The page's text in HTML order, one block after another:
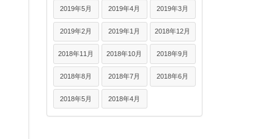
2019年5月 2019年4月 2019年3月
2019年2月 2019年1月 2018年12月
2018年11月 2018年10月 2018年9月
2018年8月 2018年7月 2018年6月
2018年5月 2018年4月